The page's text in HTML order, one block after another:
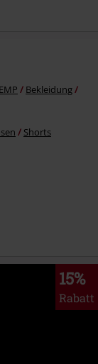
Bekleidung
Shorts
15%
Rabatt